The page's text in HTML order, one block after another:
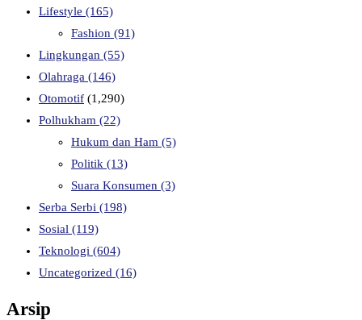
Lifestyle (165)
Fashion (91)
Lingkungan (55)
Olahraga (146)
Otomotif (1,290)
Polhukham (22)
Hukum dan Ham (5)
Politik (13)
Suara Konsumen (3)
Serba Serbi (198)
Sosial (119)
Teknologi (604)
Uncategorized (16)
Arsip